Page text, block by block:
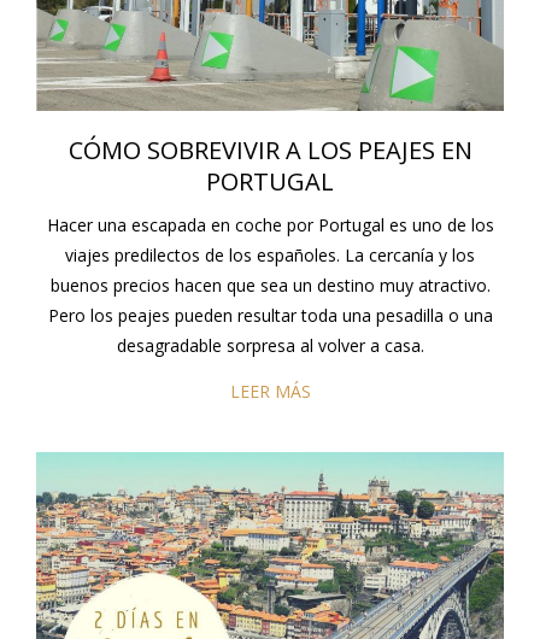
CÓMO SOBREVIVIR A LOS PEAJES EN
PORTUGAL
Hacer una escapada en coche por Portugal es uno de los
viajes predilectos de los españoles. La cercanía y los
buenos precios hacen que sea un destino muy atractivo.
Pero los peajes pueden resultar toda una pesadilla o una
desagradable sorpresa al volver a casa.
LEER MÁS